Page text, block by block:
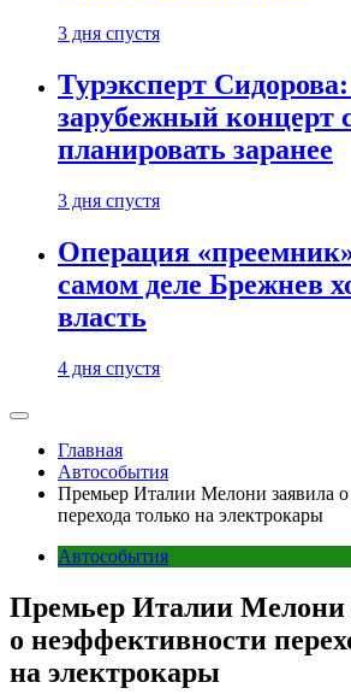
3 дня спустя
Турэксперт
зарубежный концерт
планировать заранее
3 дня спустя
Операция
самом деле Брежнев
власть
4 дня спустя
Главная
Автособытия
Премьер Италии Мелони заявила
перехода только на электрокары
Автособытия
Премьер Италии Мелони
о неэффективности
на электрокары